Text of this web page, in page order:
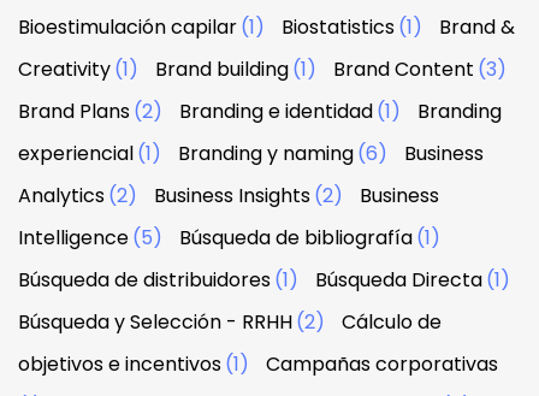
Bioestimulación capilar(1) Biostatistics(1)
Brand &
Creativity(1) Brand building(1) Brand Content (3)
Brand Plans(2) Branding e identidad(1)
Branding
experiencial(1) Branding y naming(6)
Business
Analytics(2) Business Insights(2)
Business
Intelligence(5) Búsqueda de bibliografía(1)
Búsqueda de distribuidores(1) Búsqueda Directa(1)
Búsqueda y Selección - RRHH(2)
Cálculo de
objetivos e incentivos(1)
Campañas corporativas